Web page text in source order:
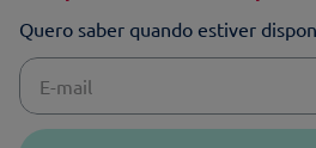
Quero saber quando estiver